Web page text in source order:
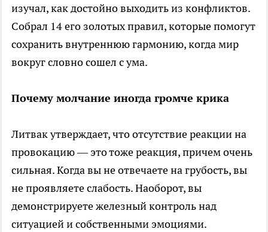
изучал, как достойно выходить из конфликтов.
Собрал 14 его золотых правил, которые помогут
сохранить внутреннюю гармонию, когда мир
вокруг словно сошел с ума.
Почему молчание иногда громче крика
Литвак утверждает, что отсутствие реакции на
провокацию — это тоже реакция, причем очень
сильная. Когда вы не отвечаете на грубость, вы
не проявляете слабость. Наоборот, вы
демонстрируете железный контроль над
ситуацией и собственными эмоциями.